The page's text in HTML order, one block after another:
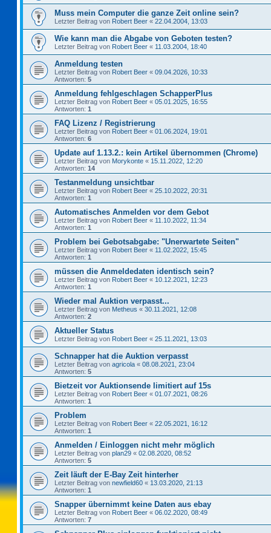
Muss mein Computer die ganze Zeit online sein?
Letzter Beitrag von Robert Beer « 22.04.2004, 13:03
Wie kann man die Abgabe von Geboten testen?
Letzter Beitrag von Robert Beer « 11.03.2004, 18:40
Anmeldung testen
Letzter Beitrag von Robert Beer « 09.04.2026, 10:33
Antworten: 5
Anmeldung fehlgeschlagen SchapperPlus
Letzter Beitrag von Robert Beer « 05.01.2025, 16:55
Antworten: 1
FAQ Lizenz / Registrierung
Letzter Beitrag von Robert Beer « 01.06.2024, 19:01
Antworten: 6
Update auf 1.13.2.: kein Artikel übernommen (Chrome)
Letzter Beitrag von Morykonte « 15.11.2022, 12:20
Antworten: 14
Testanmeldung unsichtbar
Letzter Beitrag von Robert Beer « 25.10.2022, 20:31
Antworten: 1
Automatisches Anmelden vor dem Gebot
Letzter Beitrag von Robert Beer « 11.10.2022, 11:34
Antworten: 1
Problem bei Gebotsabgabe: "Unerwartete Seiten"
Letzter Beitrag von Robert Beer « 11.02.2022, 15:45
Antworten: 1
müssen die Anmeldedaten identisch sein?
Letzter Beitrag von Robert Beer « 10.12.2021, 12:23
Antworten: 1
Wieder mal Auktion verpasst...
Letzter Beitrag von Metheus « 30.11.2021, 12:08
Antworten: 2
Aktueller Status
Letzter Beitrag von Robert Beer « 25.11.2021, 13:03
Schnapper hat die Auktion verpasst
Letzter Beitrag von agricola « 08.08.2021, 23:04
Antworten: 5
Bietzeit vor Auktionsende limitiert auf 15s
Letzter Beitrag von Robert Beer « 01.07.2021, 08:26
Antworten: 1
Problem
Letzter Beitrag von Robert Beer « 22.05.2021, 16:12
Antworten: 1
Anmelden / Einloggen nicht mehr möglich
Letzter Beitrag von plan29 « 02.08.2020, 08:52
Antworten: 5
Zeit läuft der E-Bay Zeit hinterher
Letzter Beitrag von newfield60 « 13.03.2020, 21:13
Antworten: 1
Snapper übernimmt keine Daten aus ebay
Letzter Beitrag von Robert Beer « 06.02.2020, 08:49
Antworten: 7